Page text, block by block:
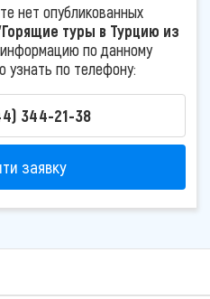
нет опубликованных
туры в Турцию из
по данному
узнать по телефону:
344-21-38
заявку